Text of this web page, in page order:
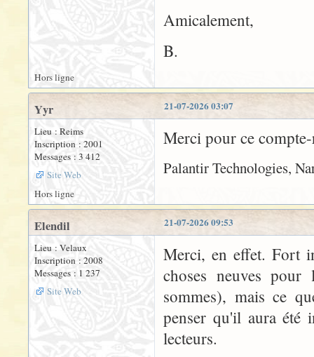
Amicalement,
B.
Hors ligne
21-07-2026 03:07
Yyr
Lieu : Reims
Inscription : 2001
Messages : 3 412
Site Web
Merci pour ce
Palantir Technologies,
Hors ligne
21-07-2026 09:53
Elendil
Lieu : Velaux
Inscription : 2008
Messages : 1 237
Site Web
Merci, en effet. Fort
choses neuves
sommes), mais ce
penser qu'il aura été
lecteurs.